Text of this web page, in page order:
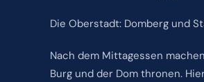
Die Oberstadt: Domberg und
Nach dem Mittagessen
Burg und der Dom thronen.